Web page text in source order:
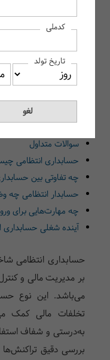
حسابداری انتظامی
تفاوت حسابداری
وظایف و مسئولیت‌های
مهارت‌ها و تخصص‌های
آینده شغلی و
سوالات متداول
حسابداری انتظامی
چه تفاوتی بین
حسابدار انتظامی چه
چه مهارت‌هایی برای
آینده شغلی
حسابداری انتظامی
بر مدیریت مالی و
می‌باشد. این نوع
تخلفات مالی کمک
به‌درستی و شفاف
بررسی دقیق
کدملی
تاریخ تولد